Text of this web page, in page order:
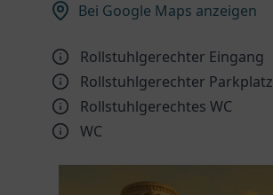
Bei Google Maps anzeigen
Rollstuhlgerechter Eingang
Rollstuhlgerechter Parkplatz
Rollstuhlgerechtes WC
WC